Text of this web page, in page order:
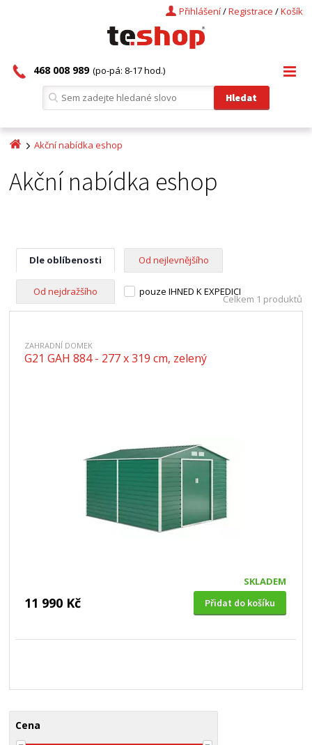
Košík
/
Registrace
/
Přihlášení
468 008 989 (po-pá: 8-17 hod.)
Akční nabídka eshop
Akční nabídka eshop
Dle oblíbenosti Od nejlevnějšího
Od nejdražšího pouze IHNED K EXPEDICI
Celkem 1 produktů
ZAHRADNÍ DOMEK
G21 GAH 884 - 277 x 319 cm, zelený
SKLADEM
11 990 Kč Přidat do košíku
Cena